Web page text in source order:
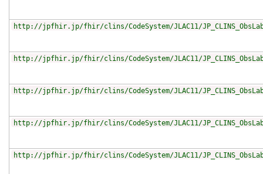
http://jpfhir.jp/fhir/clins/CodeSystem/JLAC11/
http://jpfhir.jp/fhir/clins/CodeSystem/JLAC11/
http://jpfhir.jp/fhir/clins/CodeSystem/JLAC11/
http://jpfhir.jp/fhir/clins/CodeSystem/JLAC11/
http://jpfhir.jp/fhir/clins/CodeSystem/JLAC11/